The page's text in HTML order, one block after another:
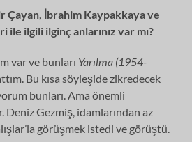
Çayan, İbrahim Kaypakkaya ve
ilgili ilginç anlarınız var mı?
var ve bunları Yarılma (1954-
Bu kısa söyleşide zikredecek
bunları. Ama önemli
Deniz Gezmiş, idamlarından az
görüşmek istedi ve görüştü.